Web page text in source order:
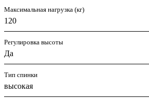
Максимальная нагрузка (кг)
120
Регулировка высоты
Да
Тип спинки
высокая